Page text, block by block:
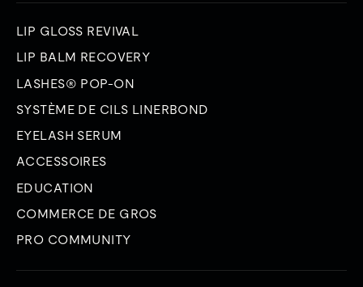
LIP GLOSS REVIVAL
LIP BALM RECOVERY
LASHES® POP-ON
SYSTÈME DE CILS LINERBOND
EYELASH SERUM
ACCESSOIRES
EDUCATION
COMMERCE DE GROS
PRO COMMUNITY